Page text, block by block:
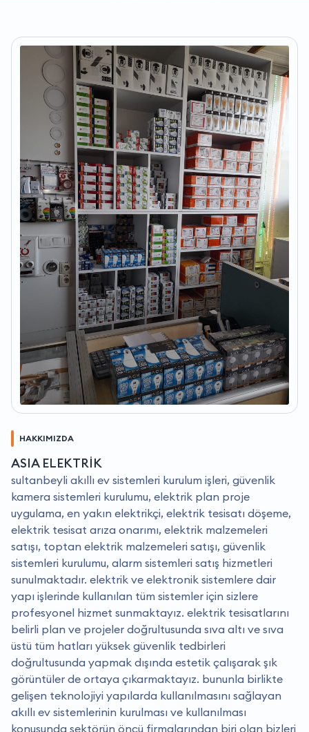
HAKKIMIZDA
ASIA ELEKTRİK
sultanbeyli akıllı ev sistemleri kurulum işleri, güvenlik
kamera sistemleri kurulumu, elektrik plan proje
uygulama, en yakın elektrikçi, elektrik tesisatı döşeme,
elektrik tesisat arıza onarımı, elektrik malzemeleri
satışı, toptan elektrik malzemeleri satışı, güvenlik
sistemleri kurulumu, alarm sistemleri satış hizmetleri
sunulmaktadır. elektrik ve elektronik sistemlere dair
yapı işlerinde kullanılan tüm sistemler için sizlere
profesyonel hizmet sunmaktayız. elektrik tesisatlarını
belirli plan ve projeler doğrultusunda sıva altı ve sıva
üstü tüm hatları yüksek güvenlik tedbirleri
doğrultusunda yapmak dışında estetik çalışarak şık
görüntüler de ortaya çıkarmaktayız. bununla birlikte
gelişen teknolojiyi yapılarda kullanılmasını sağlayan
akıllı ev sistemlerinin kurulması ve kullanılması
konusunda sektörün öncü firmalarından biri olan bizleri